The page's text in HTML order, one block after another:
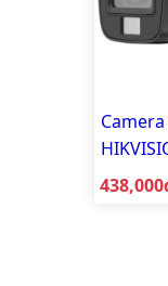
Giá